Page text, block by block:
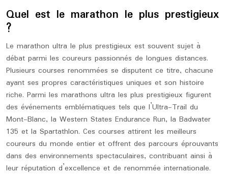
Quel est le marathon le plus prestigieux
?
Le marathon ultra le plus prestigieux est souvent sujet à
débat parmi les coureurs passionnés de longues distances.
Plusieurs courses renommées se disputent ce titre, chacune
ayant ses propres caractéristiques uniques et son histoire
riche. Parmi les marathons ultra les plus prestigieux figurent
des événements emblématiques tels que l’Ultra-Trail du
Mont-Blanc, la Western States Endurance Run, la Badwater
135 et la Spartathlon. Ces courses attirent les meilleurs
coureurs du monde entier et offrent des parcours éprouvants
dans des environnements spectaculaires, contribuant ainsi à
leur réputation d’excellence et de renommée internationale.